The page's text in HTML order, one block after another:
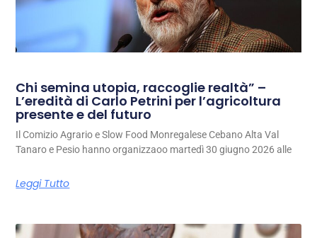
Chi semina utopia, raccoglie realtà” –
L’eredità di Carlo Petrini per l’agricoltura
presente e del futuro
Il Comizio Agrario e Slow Food Monregalese Cebano Alta Val
Tanaro e Pesio hanno organizzaoo martedì 30 giugno 2026 alle
Leggi Tutto